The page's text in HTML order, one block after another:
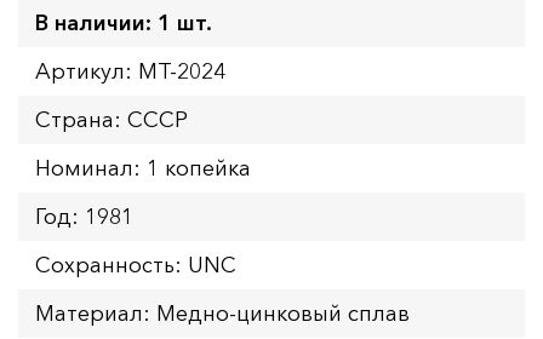
В наличии: 1 шт.
Артикул: MT-2024
Страна: СССР
Номинал: 1 копейка
Год: 1981
Сохранность: UNC
Материал: Медно-цинковый сплав